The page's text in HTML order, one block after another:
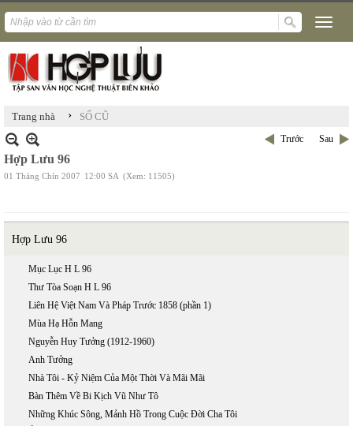
Trang nhà › SỐ CŨ
Trước Sau
Hợp Lưu 96
01 Tháng Chín 2007 12:00 SA (Xem: 11505)
Hợp Lưu 96
Mục Lục H L 96
Thư Tòa Soạn H L 96
Liên Hệ Việt Nam Và Pháp Trước 1858 (phần 1)
Mùa Hạ Hỗn Mang
Nguyễn Huy Tưởng (1912-1960)
Anh Tưởng
Nhà Tôi - Kỷ Niệm Của Một Thời Và Mãi Mãi
Bàn Thêm Về Bi Kịch Vũ Như Tô
Những Khúc Sông, Mảnh Hồ Trong Cuộc Đời Cha Tôi